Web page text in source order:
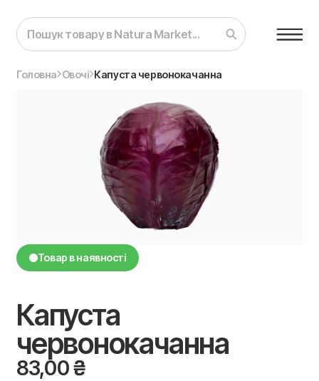
Головна Овочі Капуста червонокачанна
Товар в наявності
Капуста
червонокачанна
83,00₴